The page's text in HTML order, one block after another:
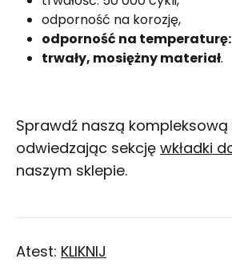
odporność na korozję,
odporność na temperaturę:
trwały, mosiężny materiał.
Sprawdź naszą
odwiedzając sekcję wkładki
naszym sklepie.
Atest: KLIKNIJ